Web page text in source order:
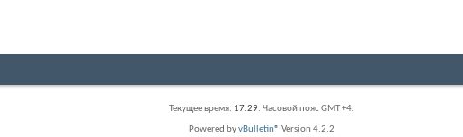
Текущее время: 17:29. Часовой пояс GMT +4.
Powered byvBulletin® Version 4.2.2